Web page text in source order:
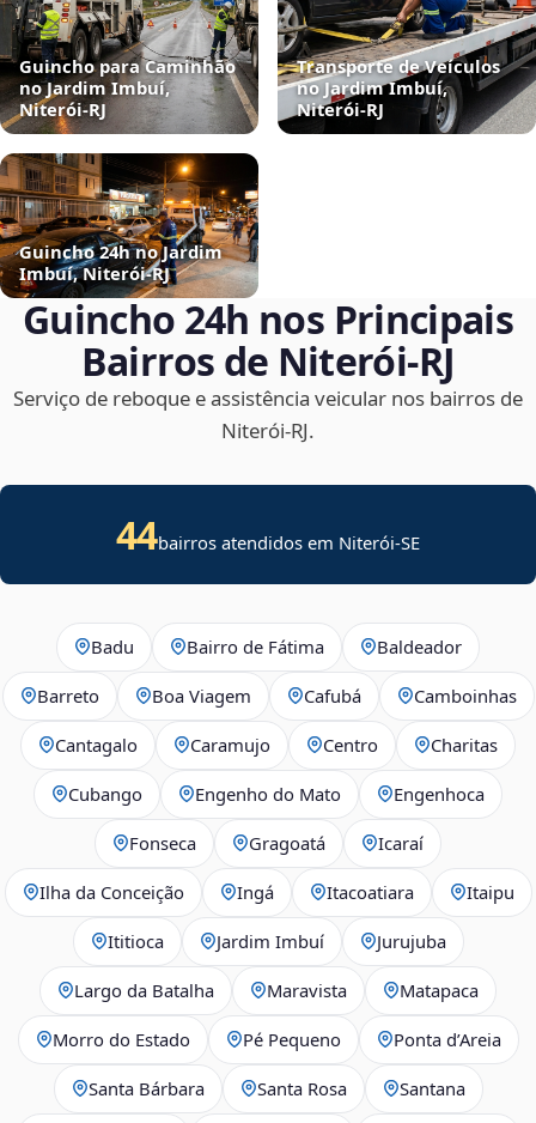
Guincho para Caminhão
no Jardim Imbuí,
Niterói‑RJ
Transporte de Veículos
no Jardim Imbuí,
Niterói‑RJ
Guincho 24h no Jardim
Imbuí, Niterói‑RJ
Guincho 24h nos Principais
Bairros de Niterói‑RJ
Serviço de reboque e assistência veicular nos bairros de
Niterói‑RJ.
44bairros atendidos em Niterói-SE
Badu Bairro de Fátima Baldeador
Barreto Boa Viagem Cafubá Camboinhas
Cantagalo Caramujo Centro Charitas
Cubango Engenho do Mato Engenhoca
Fonseca Gragoatá Icaraí
Ilha da Conceição Ingá Itacoatiara Itaipu
Ititioca Jardim Imbuí Jurujuba
Largo da Batalha Maravista Matapaca
Morro do Estado Pé Pequeno Ponta d’Areia
Santa Bárbara Santa Rosa Santana